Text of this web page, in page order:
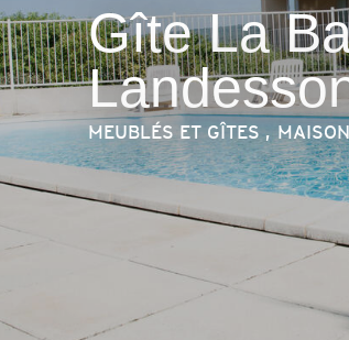
Gîte La
MEUBLÉS ET GÎTES , MAISON